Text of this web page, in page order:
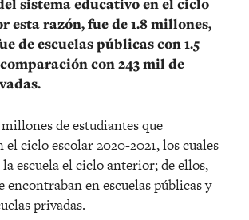
sistema educativo en el ciclo
esta razón, fue de 1.8 millones,
de escuelas públicas con 1.5
con 243 mil de
de estudiantes que
ciclo escolar 2020-2021, los cuales
la escuela el ciclo anterior; de ellos,
encontraban en escuelas públicas y
privadas.